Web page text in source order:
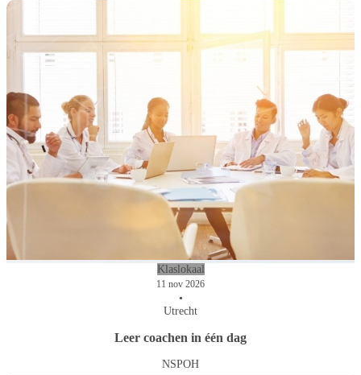
Klaslokaal
11 nov 2026
•
Utrecht
Leer coachen in één dag
NSPOH